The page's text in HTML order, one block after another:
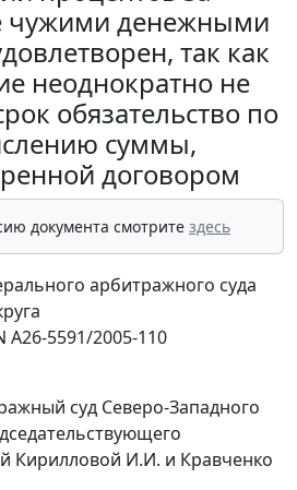
чужими денежными
так как
неоднократно не
обязательство по
суммы,
договором
документа смотрите здесь
арбитражного суда
А26-5591/2005-110
суд Северо-Западного
Кирилловой И.И. и Кравченко